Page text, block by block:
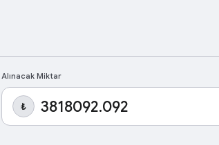
Alınacak Miktar
₺